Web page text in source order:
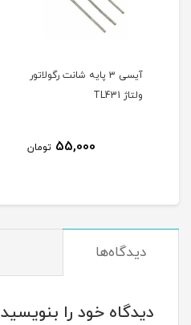
رگولاتور ولتاژ متغیر
LT1083CP
دیدگاه‌ها
دیدگاه خود را بنویسید